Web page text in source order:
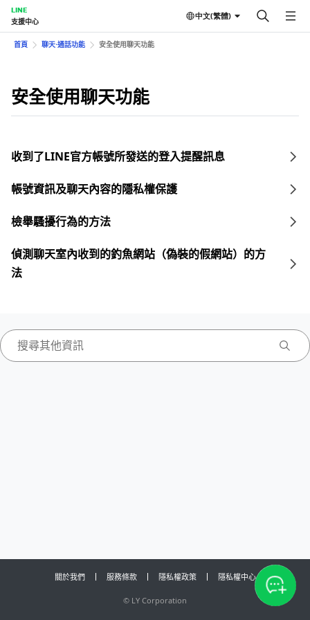
LINE
支援中心
中文(繁體)
首頁 聊天⋅通話功能 安全使用聊天功能
安全使用聊天功能
收到了LINE官方帳號所發送的登入提醒訊息
帳號資訊及聊天內容的隱私權保護
檢舉騷擾行為的方法
偵測聊天室內收到的釣魚網站（偽裝的假網站）的方
法
關於我們 服務條款 隱私權政策 隱私權中心
© LY Corporation